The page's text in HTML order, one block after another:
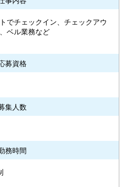
でチェックイン、チェックアウ
ベル業務など
募資格
集人数
務時間